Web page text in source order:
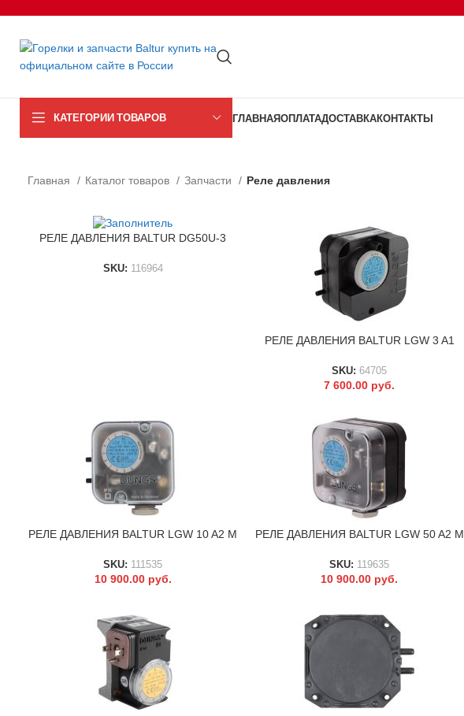
КАТЕГОРИИ ТОВАРОВ ГЛАВНАЯОПЛАТАДОСТАВКАКОНТАКТЫ
Главная Каталог товаров Запчасти Реле давления
ЧИТАТЬ ДАЛЕЕ
РЕЛЕ ДАВЛЕНИЯ BALTUR DG50U-3
SKU: 116964
В КОРЗИНУ
РЕЛЕ ДАВЛЕНИЯ BALTUR LGW 3 A1
SKU:64705
7 600.00 руб.
В КОРЗИНУ
РЕЛЕ ДАВЛЕНИЯ BALTUR LGW 10 A2 M
SKU: 111535
10 900.00 руб.
В КОРЗИНУ
РЕЛЕ ДАВЛЕНИЯ BALTUR LGW 50 A2 M
SKU: 119635
10 900.00 руб.